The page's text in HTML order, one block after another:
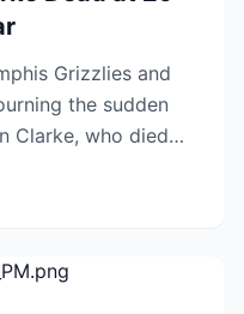
Grizzlies and
the sudden
Clarke, who died